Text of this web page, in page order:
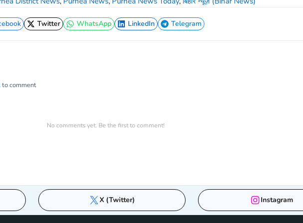
Facebook Twitter
Twitter
WhatsApp
WhatsApp
LinkedIn
LinkedIn
Telegram
Telegram
to comment
No comments yet. Be the first to comment!
X (Twitter) Instagram